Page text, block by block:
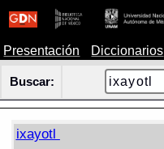
Presentación Diccionarios
Buscar:
ixayotl